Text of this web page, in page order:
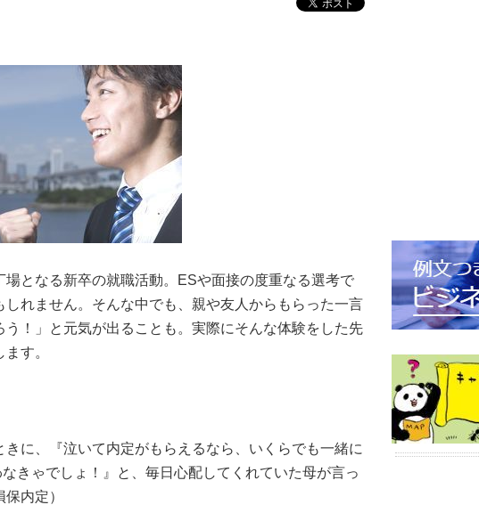
となる新卒の就職活動。ESや面接の度重なる選考で
れません。そんな中でも、親や友人からもらった一言
！」と元気が出ることも。実際にそんな体験をした先
す。
きに、『泣いて内定がもらえるなら、いくらでも一緒に
きゃでしょ！』と、毎日心配してくれていた母が言っ
内定）